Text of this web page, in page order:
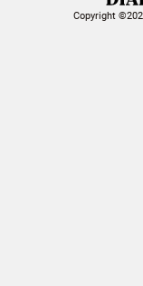
Copyright